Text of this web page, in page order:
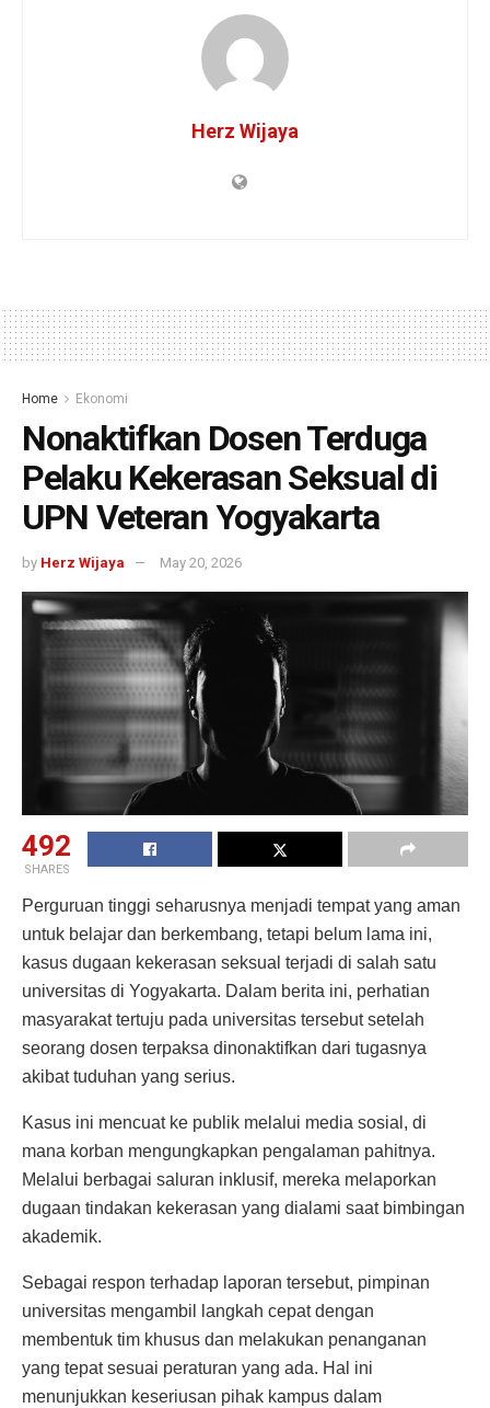
Herz Wijaya
Home Ekonomi
Nonaktifkan Dosen Terduga
Pelaku Kekerasan Seksual di
UPN Veteran Yogyakarta
by Herz Wijaya May 20, 2026
492
SHARES
Perguruan tinggi seharusnya menjadi tempat yang aman
untuk belajar dan berkembang, tetapi belum lama ini,
kasus dugaan kekerasan seksual terjadi di salah satu
universitas di Yogyakarta. Dalam berita ini, perhatian
masyarakat tertuju pada universitas tersebut setelah
seorang dosen terpaksa dinonaktifkan dari tugasnya
akibat tuduhan yang serius.
Kasus ini mencuat ke publik melalui media sosial, di
mana korban mengungkapkan pengalaman pahitnya.
Melalui berbagai saluran inklusif, mereka melaporkan
dugaan tindakan kekerasan yang dialami saat bimbingan
akademik.
Sebagai respon terhadap laporan tersebut, pimpinan
universitas mengambil langkah cepat dengan
membentuk tim khusus dan melakukan penanganan
yang tepat sesuai peraturan yang ada. Hal ini
menunjukkan keseriusan pihak kampus dalam